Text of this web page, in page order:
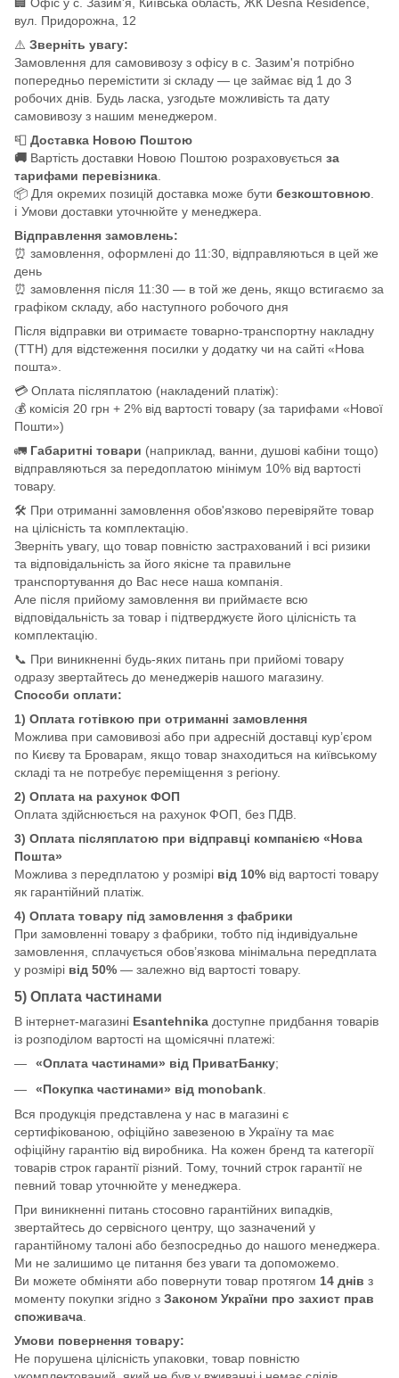
вул. Придорожна, 12
⚠️ Зверніть увагу:
Замовлення для самовивозу з офісу в с. Зазим'я потрібно
попередньо перемістити зі складу — це займає від 1 до 3
робочих днів. Будь ласка, узгодьте можливість та дату
самовивозу з нашим менеджером.
📮 Доставка Новою Поштою
🚚 Вартість доставки Новою Поштою розраховується за
тарифами перевізника
📦 Для окремих позицій доставка може бути безкоштовною
ℹ️ Умови доставки уточнюйте у менеджера.
Відправлення замовлень:
⏰ замовлення, оформлені до 11:30, відправляються в цей же
день
⏰ замовлення після 11:30 — в той же день, якщо встигаємо за
графіком складу, або наступного робочого дня
Після відправки ви отримаєте товарно-транспортну накладну
(ТТН) для відстеження посилки у додатку чи на сайті «Нова
пошта».
💳 Оплата післяплатою (накладений платіж):
💰 комісія 20 грн + 2% від вартості товару (за тарифами «Нової
Пошти»)
🚛 Габаритні товари (наприклад, ванни, душові кабіни тощо)
відправляються за передоплатою мінімум 10% від вартості
товару.
🛠️ При отриманні замовлення обов'язково перевіряйте товар
на цілісність та комплектацію.
Зверніть увагу, що товар повністю застрахований і всі ризики
та відповідальність за його якісне та правильне
транспортування до Вас несе наша компанія.
Але після прийому замовлення ви приймаєте всю
відповідальність за товар і підтверджуєте його цілісність та
комплектацію.
📞 При виникненні будь-яких питань при прийомі товару
одразу звертайтесь до менеджерів нашого магазину.
Способи оплати:
1) Оплата готівкою при отриманні замовлення
Можлива при самовивозі або при адресній доставці кур’єром
по Києву та Броварам, якщо товар знаходиться на київському
складі та не потребує переміщення з регіону.
2) Оплата на рахунок ФОП
Оплата здійснюється на рахунок ФОП, без ПДВ.
3) Оплата післяплатою при відправці компанією «Нова
Пошта»
Можлива з передплатою у розмірі від 10% від вартості товару
як гарантійний платіж.
4) Оплата товару під замовлення з фабрики
При замовленні товару з фабрики, тобто під індивідуальне
замовлення, сплачується обов’язкова мінімальна передплата
у розмірі від 50% — залежно від вартості товару.
5) Оплата частинами
В інтернет-магазині Esantehnika доступне придбання товарів
із розподілом вартості на щомісячні платежі:
«Оплата частинами» від ПриватБанку;
«Покупка частинами» від monobank
Вся продукція представлена у нас в магазині є
сертифікованою, офіційно завезеною в Україну та має
офіційну гарантію від виробника. На кожен бренд та категорії
товарів строк гарантії різний. Тому, точний строк гарантії не
певний товар уточнюйте у менеджера.
При виникненні питань стосовно гарантійних випадків,
звертайтесь до сервісного центру, що зазначений у
гарантійному талоні або безпосредньо до нашого менеджера.
Ми не залишимо це питання без уваги та допоможемо.
Ви можете обміняти або повернути товар протягом 14 днів з
моменту покупки згідно з Законом України про захист прав
споживача
Умови повернення товару:
Не порушена цілісність упаковки, товар повністю